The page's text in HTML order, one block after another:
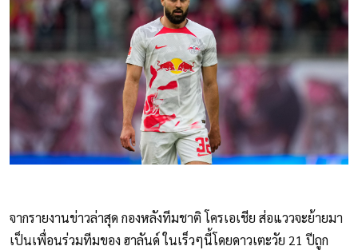
จากรายงานข่าวล่าสุด กองหลังทีมชาติ โครเอเชีย ส่อแววจะย้ายมา
เป็นเพื่อนร่วมทีมของ ฮาลันด์ ในเร็วๆนี้โดยดาวเตะวัย 21 ปีถูก